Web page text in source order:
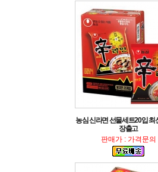
장출고
판매가 : 가격문의